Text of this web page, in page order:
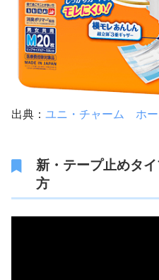
出典： ユニ・チャーム ホー
新・テープ止めタ
方